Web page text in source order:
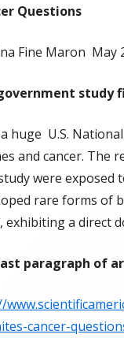
Questions
Fine Maron May
study
huge U.S.
and cancer. The
were exposed
rare forms of
exhibiting a direct
paragraph of
cancer-